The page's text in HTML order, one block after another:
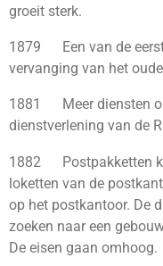
groeit sterk.
1879 Een van de
vervanging van het
1881 Meer diensten
dienstverlening van de
1882 Postpakketten
loketten van de
op het postkantoor. De
zoeken naar een
De eisen gaan omhoog.